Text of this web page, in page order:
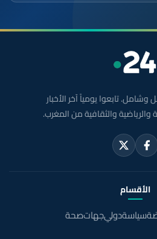
تابعوا يومياً آخر الأخبار
والرياضية والثقافية من المغرب.
الأقسام
سياسةدوليجهاتصحة